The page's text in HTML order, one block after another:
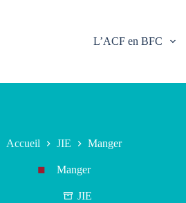
L’ACF en BFC
Accueil JIE Manger
Manger
JIE